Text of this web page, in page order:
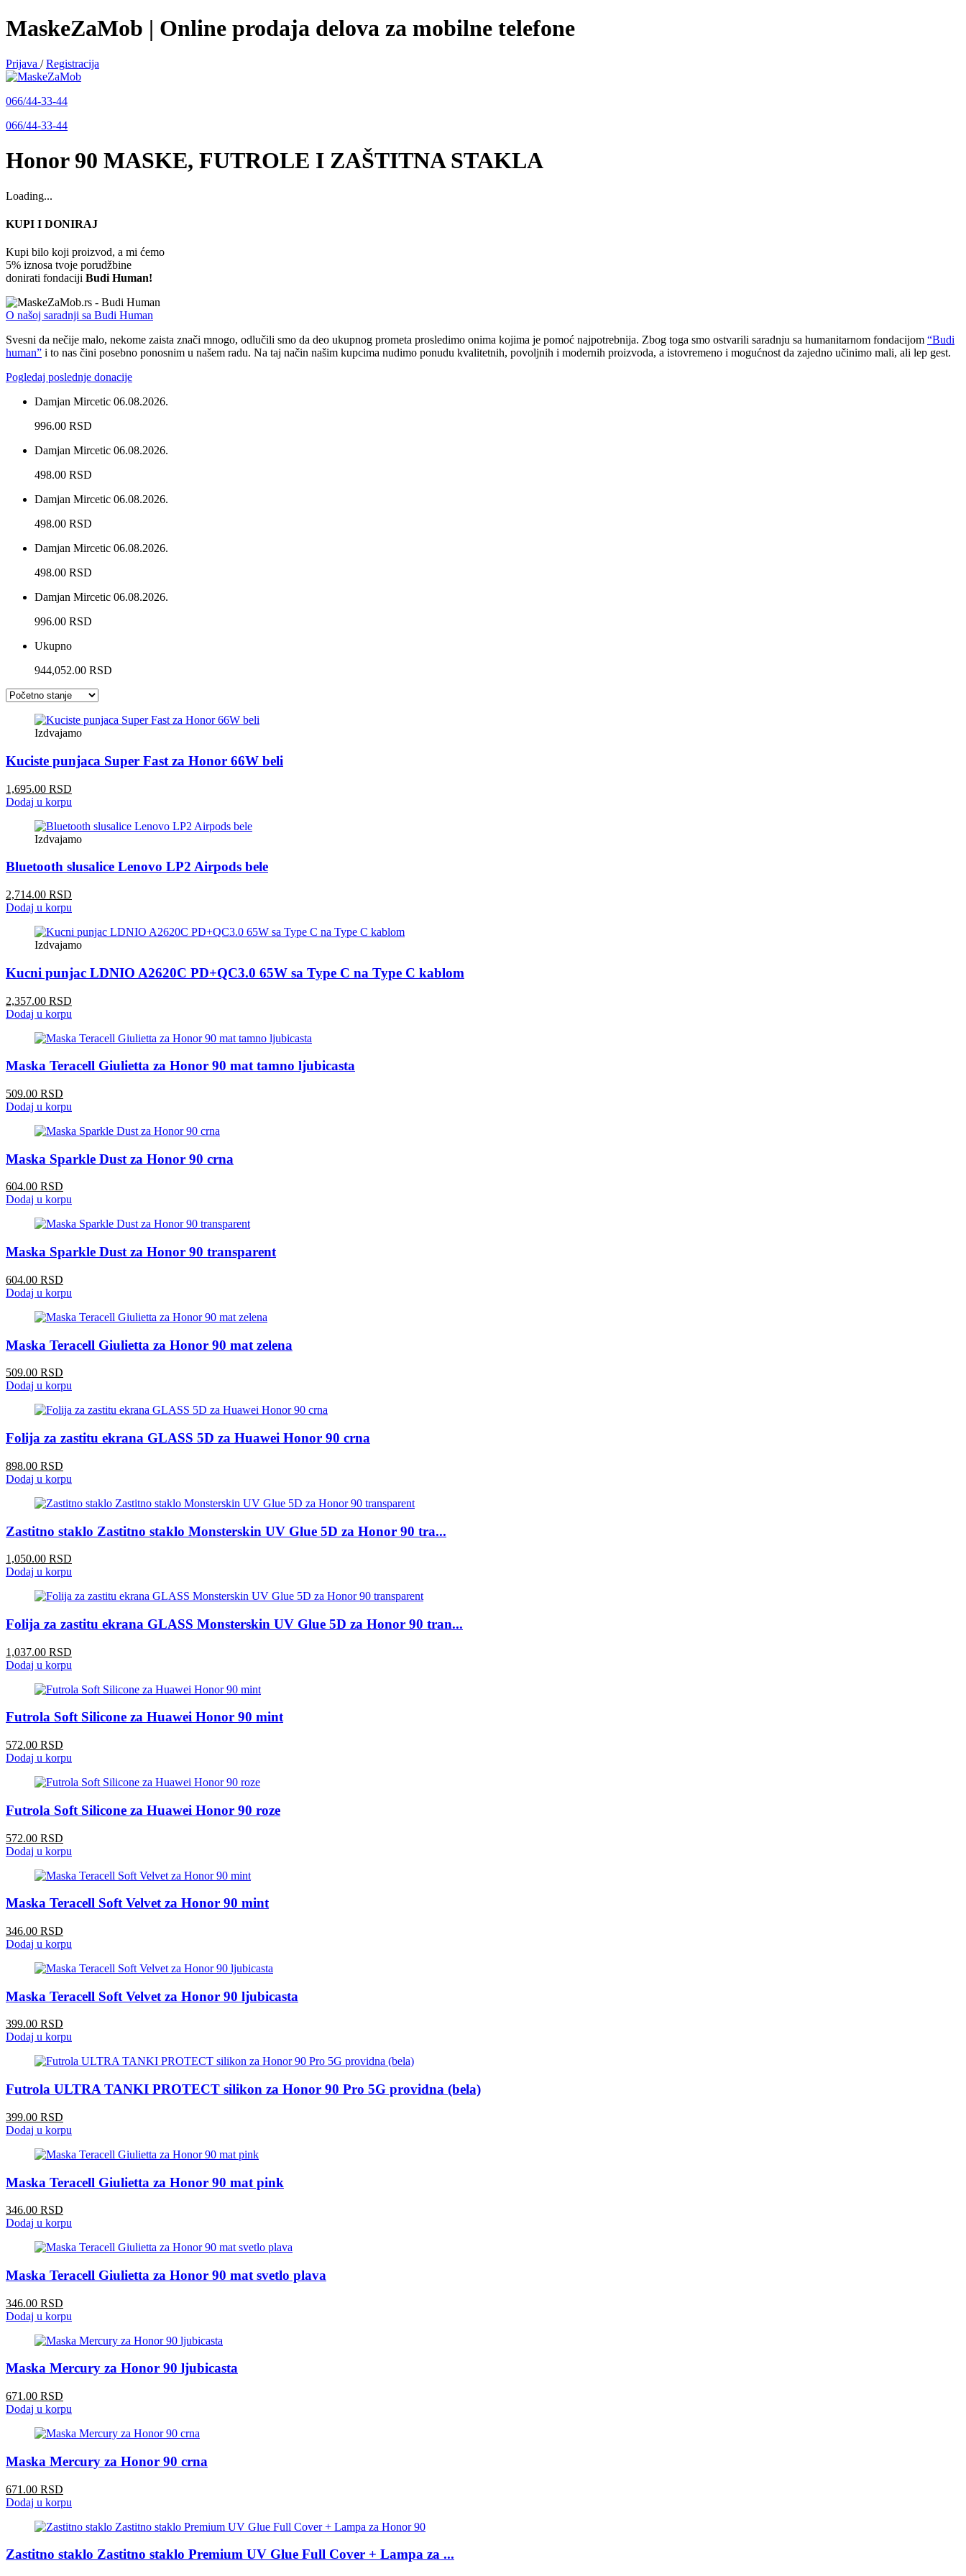
MaskeZaMob | Online prodaja delova za mobilne telefone
Prijava / Registracija
066/44-33-44
066/44-33-44
Honor 90 MASKE, FUTROLE I ZAŠTITNA STAKLA
Loading...
KUPI I DONIRAJ
Kupi bilo koji proizvod, a mi ćemo
5% iznosa tvoje porudžbine
donirati fondaciji Budi Human!
O našoj saradnji sa Budi Human
Svesni da nečije malo, nekome zaista znači mnogo, odlučili smo da deo ukupnog prometa prosledimo onima kojima je pomoć najpotrebnija. Zbog toga smo ostvarili saradnju sa humanitarnom fondacijom “Budi
human” i to nas čini posebno ponosnim u našem radu. Na taj način našim kupcima nudimo ponudu kvalitetnih, povoljnih i modernih proizvoda, a istovremeno i mogućnost da zajedno učinimo mali, ali lep gest.
Pogledaj poslednje donacije
Damjan Mircetic 06.08.2026.
996.00 RSD
Damjan Mircetic 06.08.2026.
498.00 RSD
Damjan Mircetic 06.08.2026.
498.00 RSD
Damjan Mircetic 06.08.2026.
498.00 RSD
Damjan Mircetic 06.08.2026.
996.00 RSD
Ukupno
944,052.00 RSD
Izdvajamo
Kuciste punjaca Super Fast za Honor 66W beli
1,695.00 RSD
Dodaj u korpu
Izdvajamo
Bluetooth slusalice Lenovo LP2 Airpods bele
2,714.00 RSD
Dodaj u korpu
Izdvajamo
Kucni punjac LDNIO A2620C PD+QC3.0 65W sa Type C na Type C kablom
2,357.00 RSD
Dodaj u korpu
Maska Teracell Giulietta za Honor 90 mat tamno ljubicasta
509.00 RSD
Dodaj u korpu
Maska Sparkle Dust za Honor 90 crna
604.00 RSD
Dodaj u korpu
Maska Sparkle Dust za Honor 90 transparent
604.00 RSD
Dodaj u korpu
Maska Teracell Giulietta za Honor 90 mat zelena
509.00 RSD
Dodaj u korpu
Folija za zastitu ekrana GLASS 5D za Huawei Honor 90 crna
898.00 RSD
Dodaj u korpu
Zastitno staklo Zastitno staklo Monsterskin UV Glue 5D za Honor 90 tra...
1,050.00 RSD
Dodaj u korpu
Folija za zastitu ekrana GLASS Monsterskin UV Glue 5D za Honor 90 tran...
1,037.00 RSD
Dodaj u korpu
Futrola Soft Silicone za Huawei Honor 90 mint
572.00 RSD
Dodaj u korpu
Futrola Soft Silicone za Huawei Honor 90 roze
572.00 RSD
Dodaj u korpu
Maska Teracell Soft Velvet za Honor 90 mint
346.00 RSD
Dodaj u korpu
Maska Teracell Soft Velvet za Honor 90 ljubicasta
399.00 RSD
Dodaj u korpu
Futrola ULTRA TANKI PROTECT silikon za Honor 90 Pro 5G providna (bela)
399.00 RSD
Dodaj u korpu
Maska Teracell Giulietta za Honor 90 mat pink
346.00 RSD
Dodaj u korpu
Maska Teracell Giulietta za Honor 90 mat svetlo plava
346.00 RSD
Dodaj u korpu
Maska Mercury za Honor 90 ljubicasta
671.00 RSD
Dodaj u korpu
Maska Mercury za Honor 90 crna
671.00 RSD
Dodaj u korpu
Zastitno staklo Zastitno staklo Premium UV Glue Full Cover + Lampa za ...